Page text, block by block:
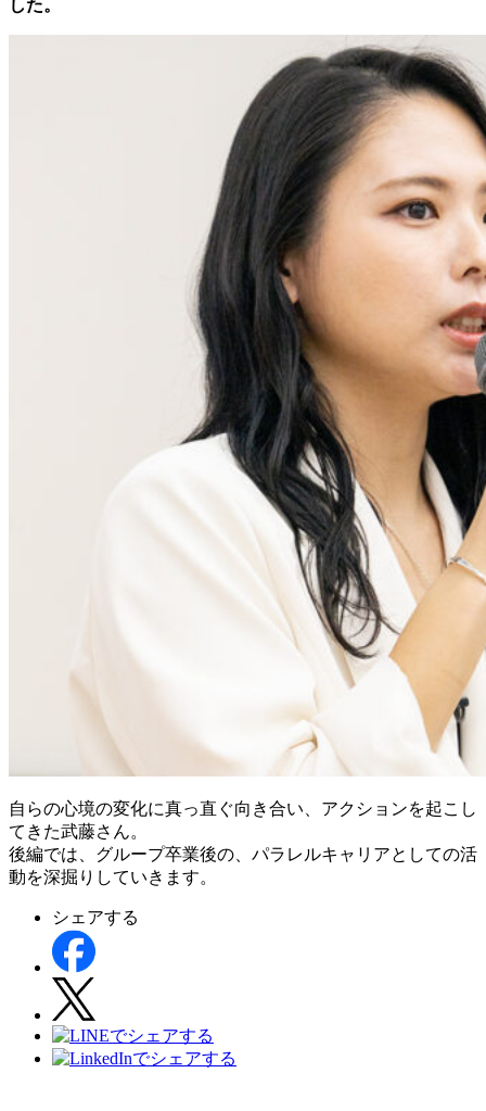
した。
自らの心境の変化に真っ直ぐ向き合い、アクションを起こし
てきた武藤さん。
後編では、グループ卒業後の、パラレルキャリアとしての活
動を深掘りしていきます。
シェアする